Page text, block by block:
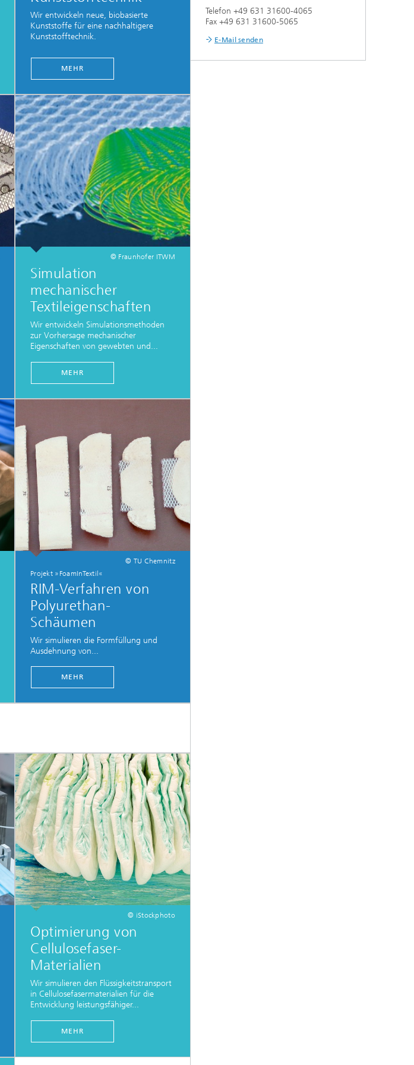
Wir entwickeln neue, biobasierte
Kunststoffe für eine nachhaltigere
Kunststofftechnik.
MEHR
© Fraunhofer ITWM
Simulation
mechanischer
Textileigenschaften
Wir entwickeln Simulationsmethoden
zur Vorhersage mechanischer
Eigenschaften von gewebten und...
MEHR
© TU Chemnitz
Projekt »FoamInTextil«
RIM-Verfahren von
Polyurethan-
Schäumen
Wir simulieren die Formfüllung und
Ausdehnung von...
MEHR
© iStockphoto
Optimierung von
Cellulosefaser-
Materialien
Wir simulieren den Flüssigkeitstransport
in Cellulosefasermaterialien für die
Entwicklung leistungsfähiger...
MEHR
Telefon +49 631 31600-4065
Fax +49 631 31600-5065
E-Mail senden